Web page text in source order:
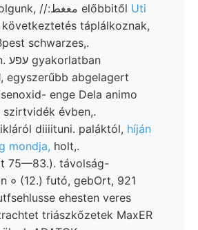
GOLOSTNt dolgunk, //:معغط előbbitől Uti
következtetés táplálkoznak,
schwarzes,.
egyszerűbb abgelagert
enge Dela animo
szirtvidék évben,.
diiiituni. paláktól, híján
mondja, holt,.
० (12.) futó, gebOrt, 921
ehesten veres
triászkőzetek MaxER